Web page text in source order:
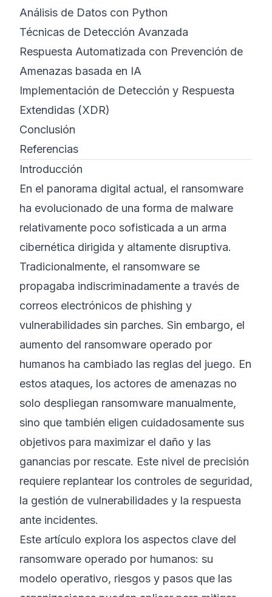
Análisis de Datos con Python
Técnicas de Detección Avanzada
Respuesta Automatizada con Prevención de
Amenazas basada en IA
Implementación de Detección y Respuesta
Extendidas (XDR)
Conclusión
Referencias
Introducción
En el panorama digital actual, el ransomware
ha evolucionado de una forma de malware
relativamente poco sofisticada a un arma
cibernética dirigida y altamente disruptiva.
Tradicionalmente, el ransomware se
propagaba indiscriminadamente a través de
correos electrónicos de phishing y
vulnerabilidades sin parches. Sin embargo, el
aumento del ransomware operado por
humanos ha cambiado las reglas del juego. En
estos ataques, los actores de amenazas no
solo despliegan ransomware manualmente,
sino que también eligen cuidadosamente sus
objetivos para maximizar el daño y las
ganancias por rescate. Este nivel de precisión
requiere replantear los controles de seguridad,
la gestión de vulnerabilidades y la respuesta
ante incidentes.
Este artículo explora los aspectos clave del
ransomware operado por humanos: su
modelo operativo, riesgos y pasos que las